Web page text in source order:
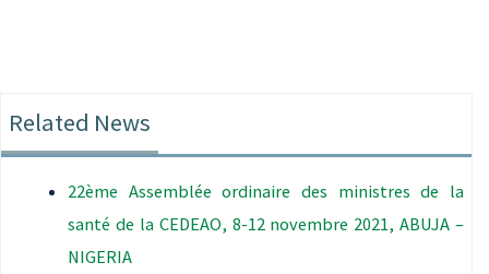
Related News
22ème Assemblée ordinaire des ministres de la
santé de la CEDEAO, 8-12 novembre 2021, ABUJA –
NIGERIA